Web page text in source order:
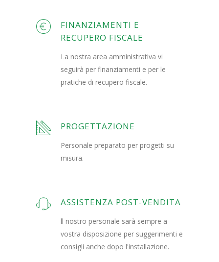
FINANZIAMENTI E
RECUPERO FISCALE
La nostra area amministrativa vi
seguirà per finanziamenti e per le
pratiche di recupero fiscale.
PROGETTAZIONE
Personale preparato per progetti su
misura.
ASSISTENZA POST-VENDITA
ll nostro personale sarà sempre a
vostra disposizione per suggerimenti e
consigli anche dopo l'installazione.